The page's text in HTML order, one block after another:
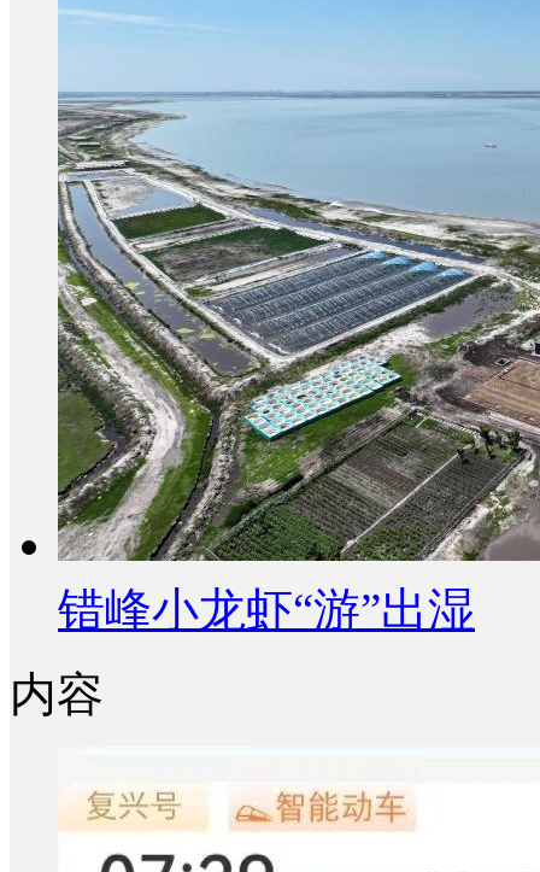
错峰小龙虾“游”出湿
内容